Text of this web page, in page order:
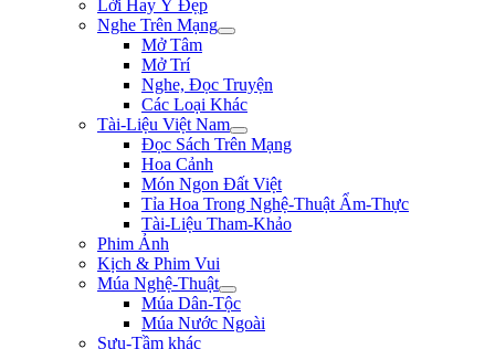
Lời Hay Ý Đẹp
Nghe Trên Mạng
Mở Tâm
Mở Trí
Nghe, Đọc Truyện
Các Loại Khác
Tài-Liệu Việt Nam
Đọc Sách Trên Mạng
Hoa Cảnh
Món Ngon Đất Việt
Tỉa Hoa Trong Nghệ-Thuật Ẩm-Thực
Tài-Liệu Tham-Khảo
Phim Ảnh
Kịch & Phim Vui
Múa Nghệ-Thuật
Múa Dân-Tộc
Múa Nước Ngoài
Sưu-Tầm khác